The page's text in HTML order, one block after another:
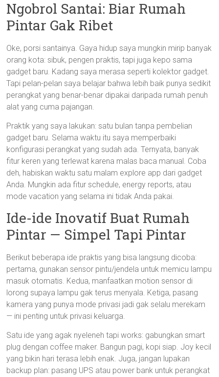
Ngobrol Santai: Biar Rumah
Pintar Gak Ribet
Oke, porsi santainya. Gaya hidup saya mungkin mirip banyak
orang kota: sibuk, pengen praktis, tapi juga kepo sama
gadget baru. Kadang saya merasa seperti kolektor gadget.
Tapi pelan-pelan saya belajar bahwa lebih baik punya sedikit
perangkat yang benar-benar dipakai daripada rumah penuh
alat yang cuma pajangan.
Praktik yang saya lakukan: satu bulan tanpa pembelian
gadget baru. Selama waktu itu saya memperbaiki
konfigurasi perangkat yang sudah ada. Ternyata, banyak
fitur keren yang terlewat karena malas baca manual. Coba
deh, habiskan waktu satu malam explore app dari gadget
Anda. Mungkin ada fitur schedule, energy reports, atau
mode vacation yang selama ini tidak Anda pakai.
Ide-ide Inovatif Buat Rumah
Pintar — Simpel Tapi Pintar
Berikut beberapa ide praktis yang bisa langsung dicoba:
pertama, gunakan sensor pintu/jendela untuk memicu lampu
masuk otomatis. Kedua, manfaatkan motion sensor di
lorong supaya lampu gak terus menyala. Ketiga, pasang
kamera yang punya mode privasi jadi gak selalu merekam
— ini penting untuk privasi keluarga.
Satu ide yang agak nyeleneh tapi works: gabungkan smart
plug dengan coffee maker. Bangun pagi, kopi siap. Joy kecil
yang bikin hari terasa lebih enak. Juga, jangan lupakan
backup plan: pasang UPS atau power bank untuk perangkat